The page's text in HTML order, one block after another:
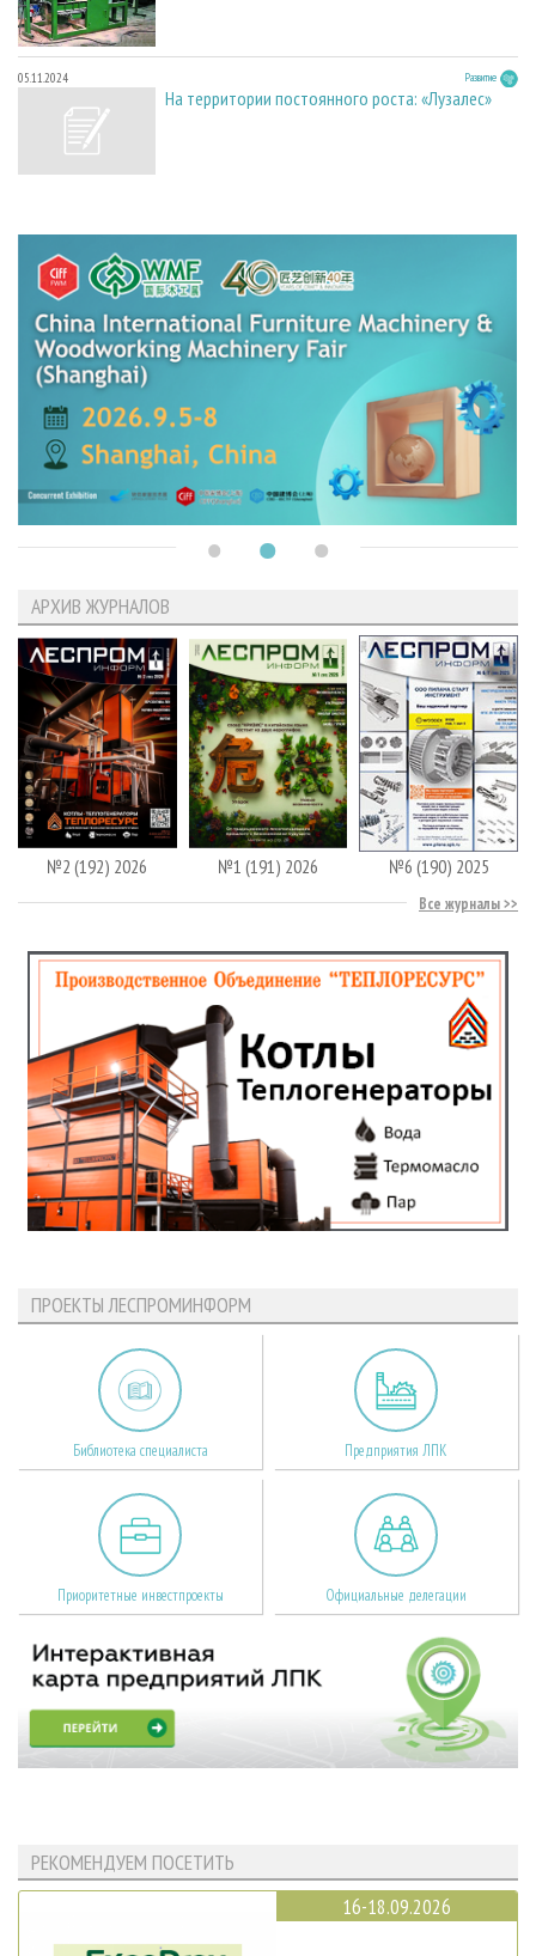
05.11.2024 Развитие
На территории постоянного роста: «Лузалес»
АРХИВ ЖУРНАЛОВ
№2 (192) 2026 №1 (191) 2026 №6 (190) 2025
Все журналы
ПРОЕКТЫ ЛЕСПРОМИНФОРМ
Библиотека специалиста Предприятия ЛПК
Приоритетные инвестпроекты Официальные делегации
РЕКОМЕНДУЕМ ПОСЕТИТЬ
16-18.09.2026